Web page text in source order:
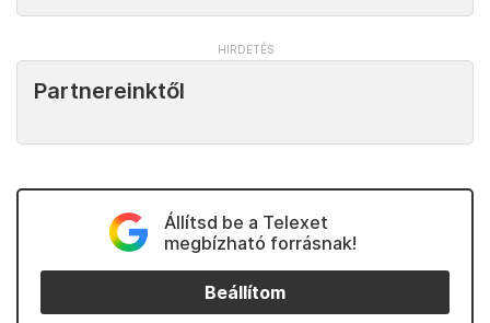
Partnereinktől
Állítsd be a Telexet
megbízható forrásnak!
Beállítom